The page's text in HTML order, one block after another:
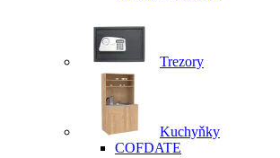
Trezory
Kuchyňky
COFDATE